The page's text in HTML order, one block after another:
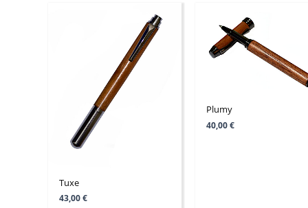
Tuxe
43,00€
Plumy
40,00€